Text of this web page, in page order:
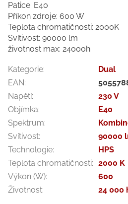
Patice: E40
Příkon zdroje: 600 W
Teplota chromatičnosti: 2000K
Svítivost: 90000 lm
životnost max: 24000h
Kategorie:
Dual
EAN:
Napětí:
230 V
Objímka:
E40
Spektrum:
Svítivost:
90000
Technologie:
HPS
Teplota chromatičnosti: 2000 K
Výkon (W):
600
Životnost: 24 000